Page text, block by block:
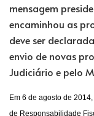
mensagem
encaminhou as
deve ser
envio de novas
Judiciário e pelo
Em 6 de agosto de
de Responsabilidade